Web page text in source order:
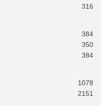
316
384
350
384
1078
2151